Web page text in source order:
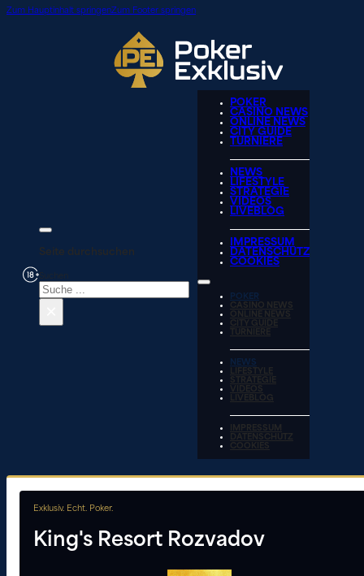
Zum Hauptinhalt springenZum Footer springen
Seite durchsuchen
POKER
CASINO NEWS
ONLINE NEWS
CITY GUIDE
TURNIERE
NEWS
LIFESTYLE
STRATEGIE
VIDEOS
LIVEBLOG
IMPRESSUM
DATENSCHUTZ
COOKIES
POKER
CASINO NEWS
ONLINE NEWS
CITY GUIDE
TURNIERE
NEWS
LIFESTYLE
STRATEGIE
VIDEOS
LIVEBLOG
IMPRESSUM
DATENSCHUTZ
COOKIES
Exklusiv. Echt. Poker.
King's Resort Rozvadov